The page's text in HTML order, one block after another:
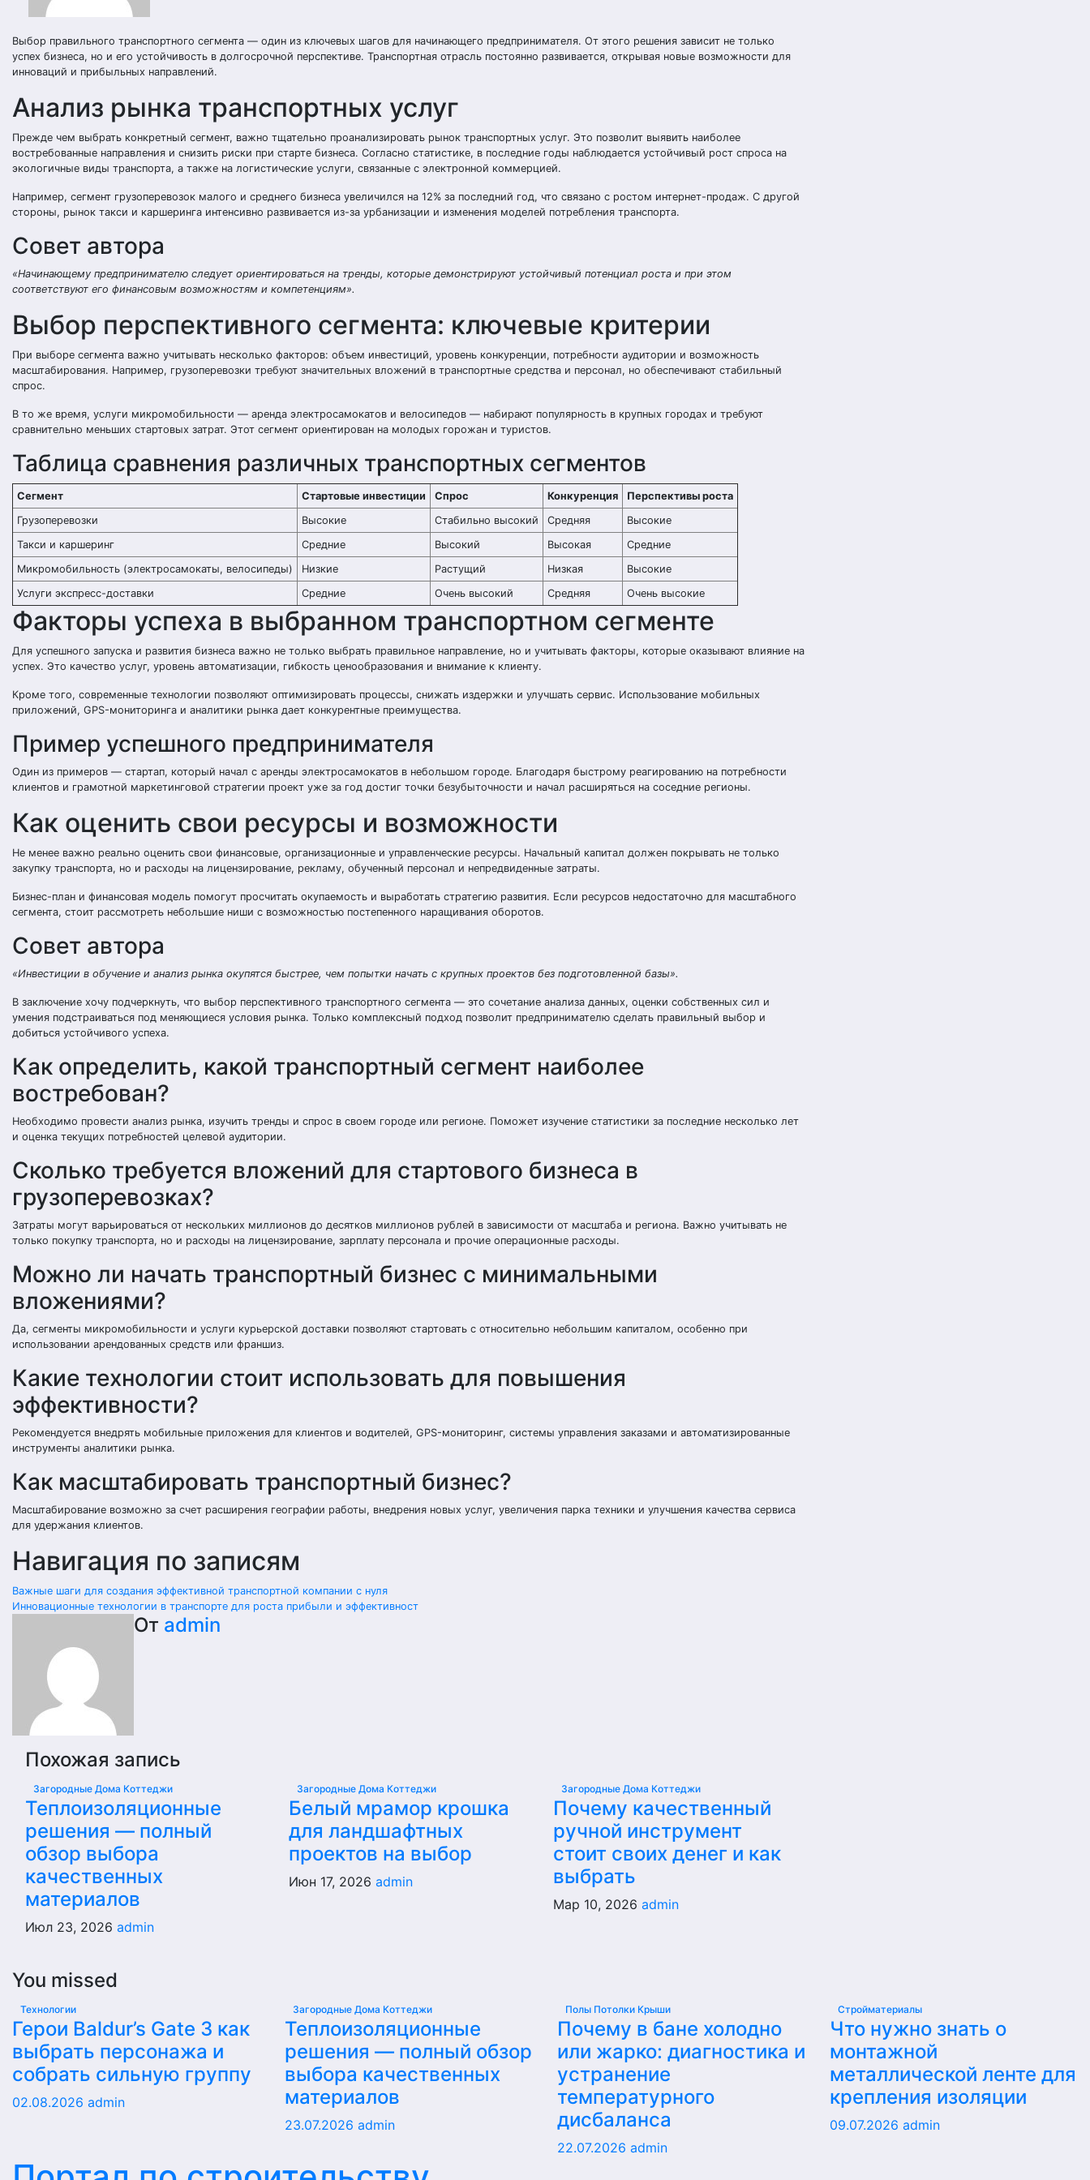
Выбор правильного транспортного сегмента — один из ключевых шагов для начинающего предпринимателя. От этого решения зависит не только
успех бизнеса, но и его устойчивость в долгосрочной перспективе. Транспортная отрасль постоянно развивается, открывая новые возможности для
инноваций и прибыльных направлений.
Анализ рынка транспортных услуг
Прежде чем выбрать конкретный сегмент, важно тщательно проанализировать рынок транспортных услуг. Это позволит выявить наиболее
востребованные направления и снизить риски при старте бизнеса. Согласно статистике, в последние годы наблюдается устойчивый рост спроса на
экологичные виды транспорта, а также на логистические услуги, связанные с электронной коммерцией.
Например, сегмент грузоперевозок малого и среднего бизнеса увеличился на 12% за последний год, что связано с ростом интернет-продаж. С другой
стороны, рынок такси и каршеринга интенсивно развивается из-за урбанизации и изменения моделей потребления транспорта.
Совет автора
«Начинающему предпринимателю следует ориентироваться на тренды, которые демонстрируют устойчивый потенциал роста и при этом
соответствуют его финансовым возможностям и компетенциям».
Выбор перспективного сегмента: ключевые критерии
При выборе сегмента важно учитывать несколько факторов: объем инвестиций, уровень конкуренции, потребности аудитории и возможность
масштабирования. Например, грузоперевозки требуют значительных вложений в транспортные средства и персонал, но обеспечивают стабильный
спрос.
В то же время, услуги микромобильности — аренда электросамокатов и велосипедов — набирают популярность в крупных городах и требуют
сравнительно меньших стартовых затрат. Этот сегмент ориентирован на молодых горожан и туристов.
Таблица сравнения различных транспортных сегментов
Сегмент Стартовые инвестиции Спрос Конкуренция
Перспективы роста
Грузоперевозки
Высокие Стабильно высокий Средняя
Высокие
Такси и каршеринг
Средние Высокий Высокая
Средние
Микромобильность (электросамокаты, велосипеды)
Низкие Растущий Низкая
Высокие
Услуги экспресс-доставки
Средние Очень высокий Средняя Очень высокие
Факторы успеха в выбранном транспортном сегменте
Для успешного запуска и развития бизнеса важно не только выбрать правильное направление, но и учитывать факторы, которые оказывают влияние на
успех. Это качество услуг, уровень автоматизации, гибкость ценообразования и внимание к клиенту.
Кроме того, современные технологии позволяют оптимизировать процессы, снижать издержки и улучшать сервис. Использование мобильных
приложений, GPS-мониторинга и аналитики рынка дает конкурентные преимущества.
Пример успешного предпринимателя
Один из примеров — стартап, который начал с аренды электросамокатов в небольшом городе. Благодаря быстрому реагированию на потребности
клиентов и грамотной маркетинговой стратегии проект уже за год достиг точки безубыточности и начал расширяться на соседние регионы.
Как оценить свои ресурсы и возможности
Не менее важно реально оценить свои финансовые, организационные и управленческие ресурсы. Начальный капитал должен покрывать не только
закупку транспорта, но и расходы на лицензирование, рекламу, обученный персонал и непредвиденные затраты.
Бизнес-план и финансовая модель помогут просчитать окупаемость и выработать стратегию развития. Если ресурсов недостаточно для масштабного
сегмента, стоит рассмотреть небольшие ниши с возможностью постепенного наращивания оборотов.
Совет автора
«Инвестиции в обучение и анализ рынка окупятся быстрее, чем попытки начать с крупных проектов без подготовленной базы».
В заключение хочу подчеркнуть, что выбор перспективного транспортного сегмента — это сочетание анализа данных, оценки собственных сил и
умения подстраиваться под меняющиеся условия рынка. Только комплексный подход позволит предпринимателю сделать правильный выбор и
добиться устойчивого успеха.
Как определить, какой транспортный сегмент наиболее
востребован?
Необходимо провести анализ рынка, изучить тренды и спрос в своем городе или регионе. Поможет изучение статистики за последние несколько лет
и оценка текущих потребностей целевой аудитории.
Сколько требуется вложений для стартового бизнеса в
грузоперевозках?
Затраты могут варьироваться от нескольких миллионов до десятков миллионов рублей в зависимости от масштаба и региона. Важно учитывать не
только покупку транспорта, но и расходы на лицензирование, зарплату персонала и прочие операционные расходы.
Можно ли начать транспортный бизнес с минимальными
вложениями?
Да, сегменты микромобильности и услуги курьерской доставки позволяют стартовать с относительно небольшим капиталом, особенно при
использовании арендованных средств или франшиз.
Какие технологии стоит использовать для повышения
эффективности?
Рекомендуется внедрять мобильные приложения для клиентов и водителей, GPS-мониторинг, системы управления заказами и автоматизированные
инструменты аналитики рынка.
Как масштабировать транспортный бизнес?
Масштабирование возможно за счет расширения географии работы, внедрения новых услуг, увеличения парка техники и улучшения качества сервиса
для удержания клиентов.
Навигация по записям
Важные шаги для создания эффективной транспортной компании с нуля
Инновационные технологии в транспорте для роста прибыли и эффективност
От admin
Похожая запись
Загородные Дома Коттеджи
Теплоизоляционные
решения — полный
обзор выбора
качественных
материалов
Июл 23, 2026 admin
Загородные Дома Коттеджи
Белый мрамор крошка
для ландшафтных
проектов на выбор
Июн 17, 2026admin
Загородные Дома Коттеджи
Почему качественный
ручной инструмент
стоит своих денег и как
выбрать
Мар 10, 2026 admin
You missed
Технологии
Герои Baldur’s Gate 3 как
выбрать персонажа и
собрать сильную группу
02.08.2026 admin
Загородные Дома Коттеджи
Теплоизоляционные
решения — полный обзор
выбора качественных
материалов
23.07.2026 admin
Полы Потолки Крыши
Почему в бане холодно
или жарко: диагностика и
устранение
температурного
дисбаланса
22.07.2026 admin
Стройматериалы
Что нужно знать о
монтажной
металлической ленте для
крепления изоляции
09.07.2026 admin